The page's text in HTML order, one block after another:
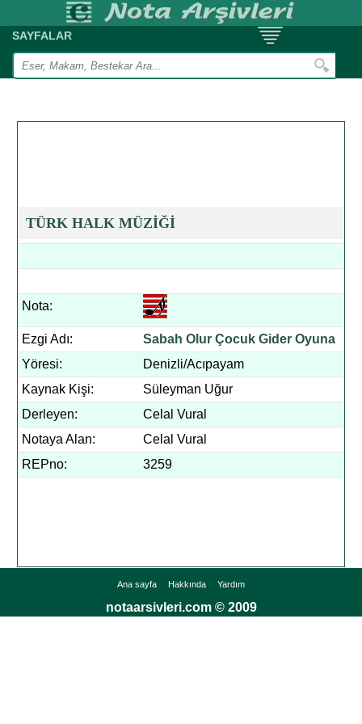
SAYFALAR
TÜRK HALK MÜZİĞİ
Nota:
Ezgi Adı:
Sabah Olur Çocuk Gider Oyuna
Yöresi:
Denizli/Acıpayam
Kaynak Kişi:
Süleyman Uğur
Derleyen:
Celal Vural
Notaya Alan:
Celal Vural
REPno:
3259
Ana sayfa Hakkında Yardım
notaarsivleri.com © 2009